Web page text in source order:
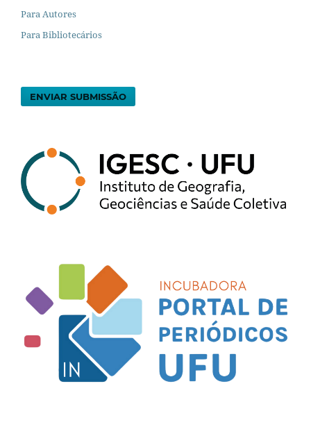
Para Autores
Para Bibliotecários
ENVIAR SUBMISSÃO